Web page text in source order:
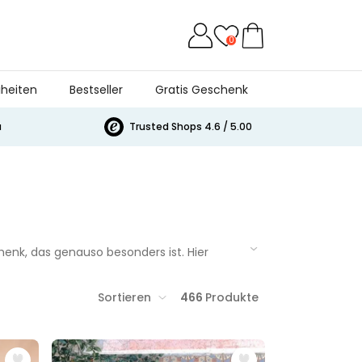
0
Bestseller Gratis Geschenk
Trusted Shops 4.6 / 5.00
das genauso besonders ist. Hier
Sortieren 466 Produkte